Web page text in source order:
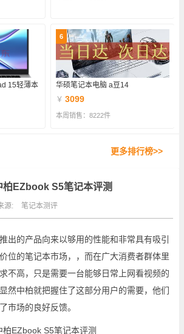
15轻薄本
6
华硕笔记本电脑 a豆14
￥ 3099
本周销售：8222件
更多排行榜>>
柏EZbook S5笔记本评测
: 笔记本测评
的产品向来以够用的性能和非常具有吸引
位的笔记本市场，，而在广大消费者群体里
不高，只是需要一台能够日常上网看视频的
然中柏就把握住了这部分用户的需要，他们
市场的良好反馈。